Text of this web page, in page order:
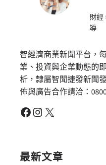
財經
導
智經濟商業新聞平台，
業、投資與企業動態的
析，隸屬智聞捷發新聞
佈與廣告合作請洽：
Facebook Instagram X
最新文章